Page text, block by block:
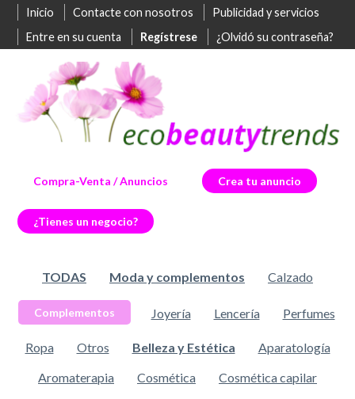
Inicio Contacte con nosotros
Publicidad y servicios
Entre en su cuenta
Regístrese ¿Olvidó su contraseña?
Compra-Venta / Anuncios Crea tu anuncio
¿Tienes un negocio?
TODAS Moda y complementos Calzado
Complementos Joyería Lencería Perfumes
Ropa Otros Belleza y Estética
Aparatología
Aromaterapia
Cosmética
Cosmética capilar